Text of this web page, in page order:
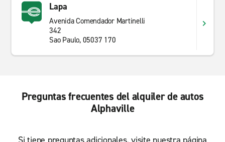
Lapa
Avenida Comendador Martinelli
342
Sao Paulo, 05037 170
Preguntas frecuentes del alquiler de autos
Alphaville